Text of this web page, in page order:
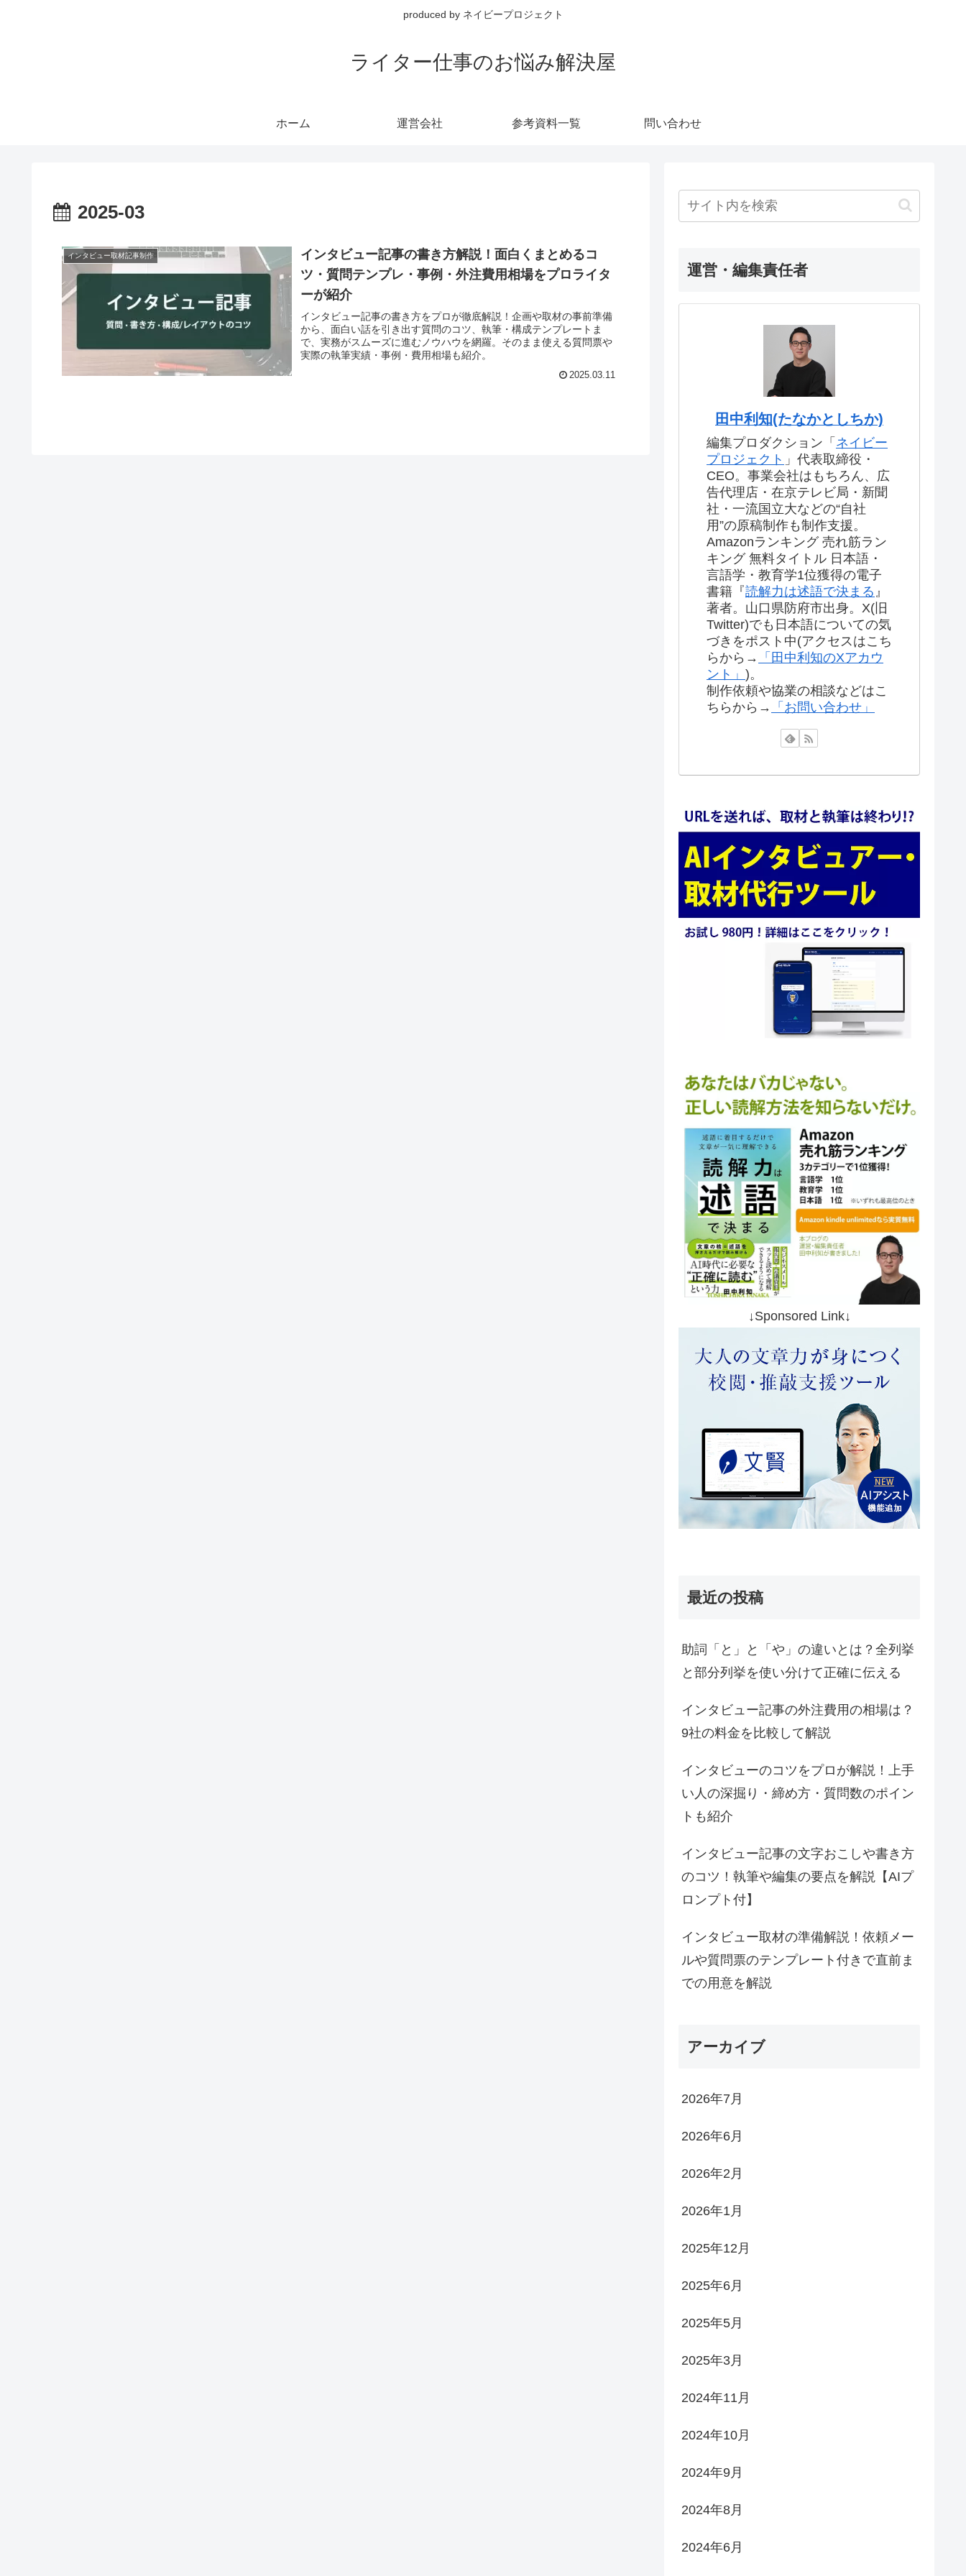
produced by ネイビープロジェクト
ライター仕事のお悩み解決屋
ホーム 運営会社 参考資料一覧 問い合わせ
2025-03
インタビュー取材記事制作
インタビュー記事の書き方解説！面白くまとめるコ
ツ・質問テンプレ・事例・外注費用相場をプロライタ
ーが紹介
インタビュー記事の書き方をプロが徹底解説！企画や取材の事前準備
から、面白い話を引き出す質問のコツ、執筆・構成テンプレートま
で、実務がスムーズに進むノウハウを網羅。そのまま使える質問票や
実際の執筆実績・事例・費用相場も紹介。
2025.03.11
運営・編集責任者
田中利知(たなかとしちか)
編集プロダクション「 ネイビー
プロジェクト 」代表取締役・
CEO。事業会社はもちろん、広
告代理店・在京テレビ局・新聞
社・一流国立大などの“自社
用”の原稿制作も制作支援。
Amazonランキング 売れ筋ラン
キング 無料タイトル 日本語・
言語学・教育学1位獲得の電子
書籍『読解力は述語で決まる 』
著者。山口県防府市出身。X(旧
Twitter)でも日本語についての気
づきをポスト中(アクセスはこち
らから→
「田中利知のXアカウ
ント」 )。
制作依頼や協業の相談などはこ
ちらから→
「お問い合わせ」
↓Sponsored Link↓
最近の投稿
助詞「と」と「や」の違いとは？全列挙
と部分列挙を使い分けて正確に伝える
インタビュー記事の外注費用の相場は？
9社の料金を比較して解説
インタビューのコツをプロが解説！上手
い人の深掘り・締め方・質問数のポイン
トも紹介
インタビュー記事の文字おこしや書き方
のコツ！執筆や編集の要点を解説【AIプ
ロンプト付】
インタビュー取材の準備解説！依頼メー
ルや質問票のテンプレート付きで直前ま
での用意を解説
アーカイブ
2026年7月
2026年6月
2026年2月
2026年1月
2025年12月
2025年6月
2025年5月
2025年3月
2024年11月
2024年10月
2024年9月
2024年8月
2024年6月